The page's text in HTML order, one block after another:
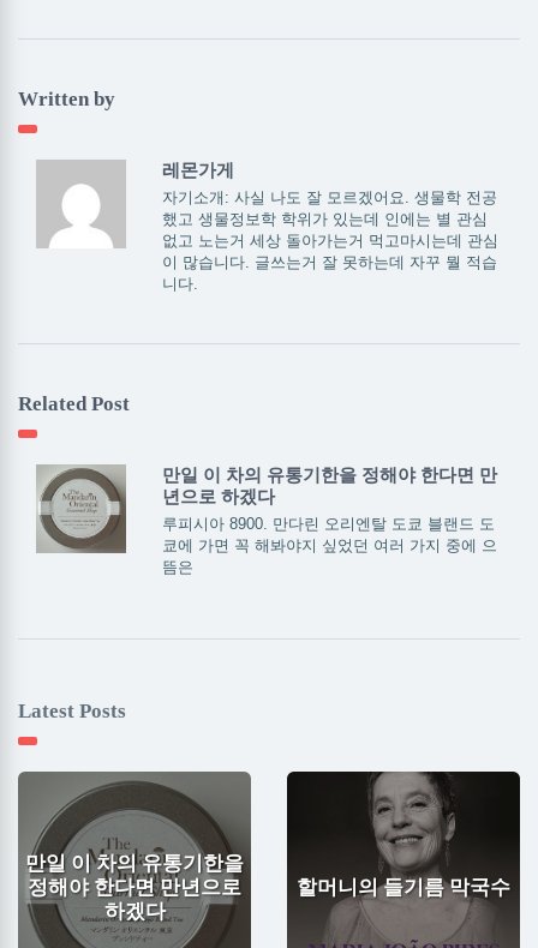
Written by
레몬가게
자기소개: 사실 나도 잘 모르겠어요. 생물학 전공
했고 생물정보학 학위가 있는데 인에는 별 관심
없고 노는거 세상 돌아가는거 먹고마시는데 관심
이 많습니다. 글쓰는거 잘 못하는데 자꾸 뭘 적습
니다.
Related Post
만일 이 차의 유통기한을 정해야 한다면 만
년으로 하겠다
루피시아 8900. 만다린 오리엔탈 도쿄 블랜드 도
쿄에 가면 꼭 해봐야지 싶었던 여러 가지 중에 으
뜸은
Latest Posts
만일 이 차의 유통기한을
정해야 한다면 만년으로
하겠다
할머니의 들기름 막국수